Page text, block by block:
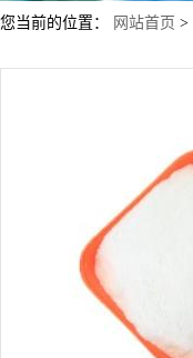
您当前的位置： 网站首页 >